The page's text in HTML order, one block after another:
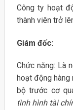
Công ty hoạt
thành viên trở
Giám đốc:
Chức năng: Là
hoạt động hàng
bộ trước cơ
tình hình tài